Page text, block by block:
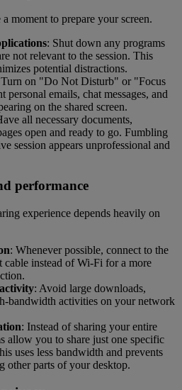
moment to prepare your screen.
: Shut down any programs
not relevant to the session. This
potential distractions.
on "Do Not Disturb" or "Focus
personal emails, chat messages, and
on the shared screen.
all necessary documents,
open and ready to go. Fumbling
session appears unprofessional and
performance
experience depends heavily on
: Whenever possible, connect to the
cable instead of Wi-Fi for a more
: Avoid large downloads,
bandwidth activities on your network
: Instead of sharing your entire
allow you to share just one specific
uses less bandwidth and prevents
other parts of your desktop.